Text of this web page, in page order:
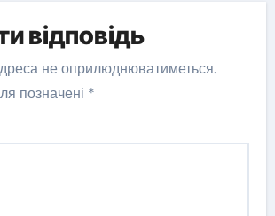
відповідь
не оприлюднюватиметься.
позначені *